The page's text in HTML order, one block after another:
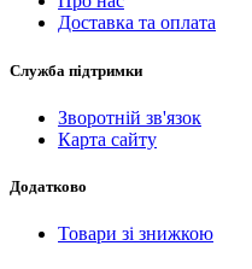
Доставка та оплата
Служба підтримки
Зворотній зв'язок
Карта сайту
Додатково
Товари зі знижкою